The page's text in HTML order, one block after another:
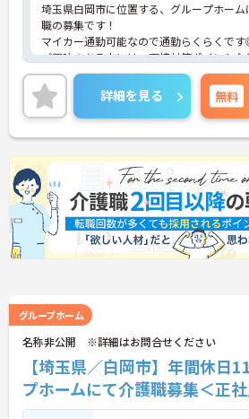
埼玉県白岡市に位置する、グループホーム
職の募集です！
マイカー通勤可能なので通勤らくらくで
ご興味のある方には、面接対策ポイントな
に詳細をお話しいたしますのでお気軽にご
さい！
詳細を見る 無料
グループホーム
名称非公開 ※詳細はお問合せください
【埼玉県／白岡市】年間休日
プホームにて介護職募集＜正